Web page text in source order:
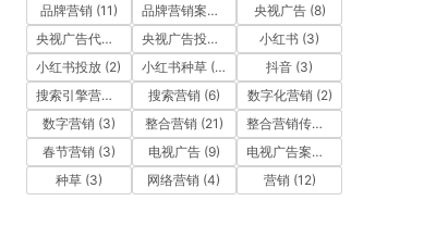
品牌营销(11) 品牌营销案例 央视广告(8)
央视广告代理公司
(3) 央视广告投放 小红书 (3)
小红书投放 (2) 小红书种草(12) 抖音 (3)
搜索引擎营销
搜索营销(6) 数字化营销(2)
数字营销(3) 整合营销(21) 整合营销传播
春节营销(3) 电视广告(9) 电视广告案例
种草(3) 网络营销 (4) 营销(12)